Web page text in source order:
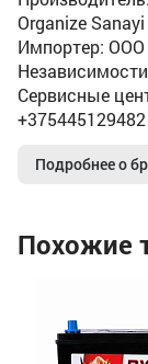
Organize
Импортер: ООО
Сервисные
Подробнее о
Похожие